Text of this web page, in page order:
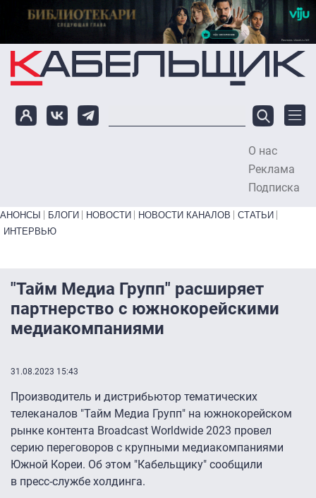
Перейти к основному содержанию
О нас
Реклама
Подписка
Primary links bottom
АНОНСЫ БЛОГИ НОВОСТИ НОВОСТИ КАНАЛОВ
СТАТЬИ
ИНТЕРВЬЮ
"Тайм Медиа Групп" расширяет
партнерство с южнокорейскими
медиакомпаниями
31.08.2023 15:43
Производитель и дистрибьютор тематических
телеканалов "Тайм Медиа Групп" на южнокорейском
рынке контента Broadcast Worldwide 2023 провел
серию переговоров с крупными медиакомпаниями
Южной Кореи. Об этом "Кабельщику" сообщили
в пресс-службе холдинга.